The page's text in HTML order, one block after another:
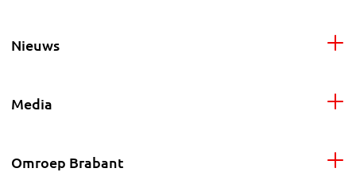
Nieuws
Media
Omroep Brabant